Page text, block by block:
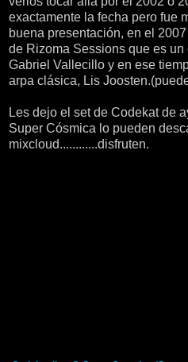
exactamente la fecha pero fue
buena presentación, en el
de Rizoma Sessions que es
Gabriel Vallecillo y en ese
arpa clásica, Lis
Les dejo el set de Codekat de
Super Cósmica lo pueden
mixcloud............disfruten.